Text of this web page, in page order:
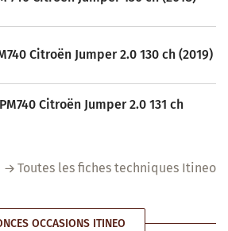
Citroën Jumper 2.0 130 ch (2019)
Citroën Jumper 2.0 131 ch
Toutes les fiches techniques Itineo
OCCASIONS ITINEO